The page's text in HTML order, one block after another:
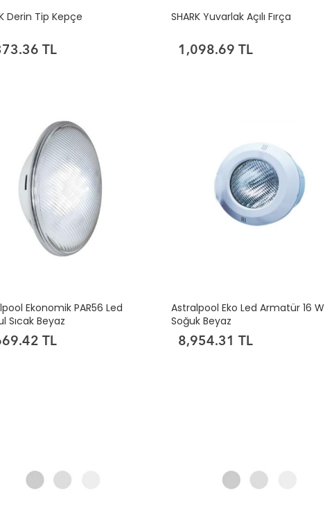
Derin Tip Kepçe
TL
SHARK Yuvarlak Açılı Fırça
1,098.69 TL
Ekonomik PAR56 Led
Sıcak Beyaz
TL
Astralpool Eko Led Armatür 16 W
Soğuk Beyaz
8,954.31 TL